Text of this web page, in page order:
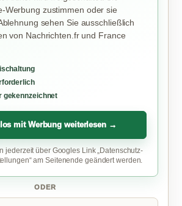
Werbung zustimmen oder sie
sehen Sie ausschließlich
von Nachrichten.fr und France
gekennzeichnet
mit Werbung weiterlesen →
jederzeit über Googles Link „Datenschutz-
am Seitenende geändert werden.
ODER